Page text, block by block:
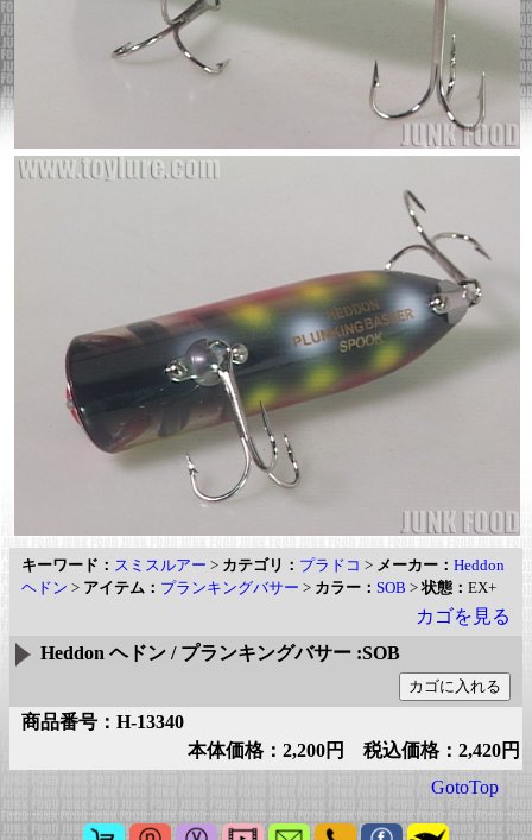
キーワード： スミスルアー > カテゴリ： プラドコ > メーカー： Heddon
ヘドン > アイテム： プランキングバサー > カラー： SOB >状態： EX+
カゴを見る
Heddon ヘドン / プランキングバサー :SOB
商品番号：H-13340
本体価格：2,200円 税込価格：2,420円
GotoTop